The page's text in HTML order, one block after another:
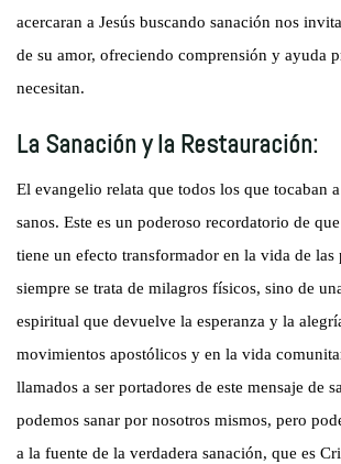
acercaran a Jesús buscando sanación nos
de su amor, ofreciendo comprensión y ayuda
necesitan.
La Sanación y la Restauración:
El evangelio relata que todos los que tocaban
sanos. Este es un poderoso recordatorio de
tiene un efecto transformador en la vida de las
siempre se trata de milagros físicos, sino de
espiritual que devuelve la esperanza y la
movimientos apostólicos y en la vida
llamados a ser portadores de este mensaje de
podemos sanar por nosotros mismos, pero
a la fuente de la verdadera sanación, que es